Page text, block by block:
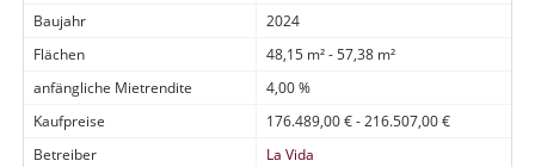
Baujahr
2024
Flächen
48,15 m² - 57,38 m²
anfängliche Mietrendite
4,00 %
Kaufpreise
176.489,00 € - 216.507,00 €
Betreiber
La Vida